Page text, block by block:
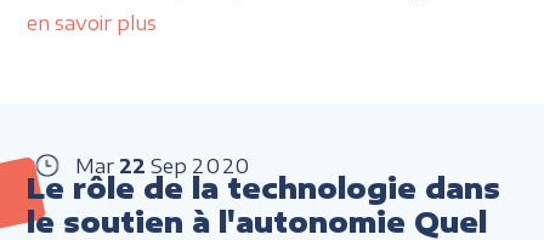
en savoir plus
Mar 22 Sep 2020
Le rôle de la technologie dans
le soutien à l'autonomie Quel